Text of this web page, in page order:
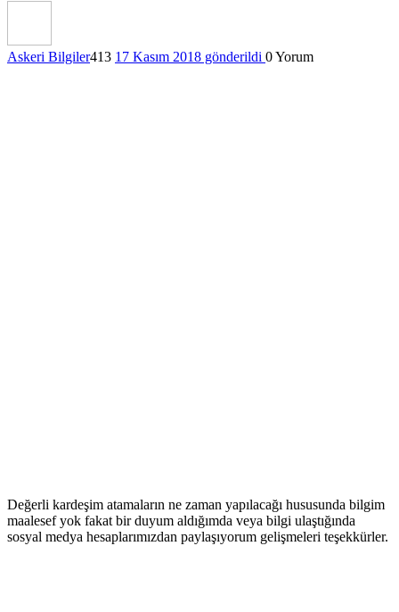
Askeri Bilgiler413 17 Kasım 2018 gönderildi 0Yorum
Değerli kardeşim atamaların ne zaman yapılacağı hususunda bilgim
maalesef yok fakat bir duyum aldığımda veya bilgi ulaştığında
sosyal medya hesaplarımızdan paylaşıyorum gelişmeleri teşekkürler.